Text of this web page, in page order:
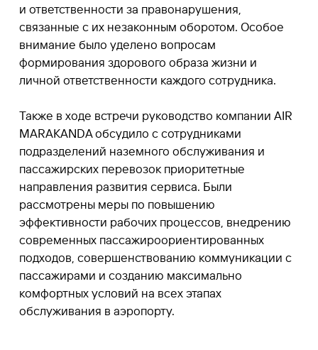
и ответственности за правонарушения,
связанные с их незаконным оборотом. Особое
внимание было уделено вопросам
формирования здорового образа жизни и
личной ответственности каждого сотрудника.
Также в ходе встречи руководство компании AIR
MARAKANDA обсудило с сотрудниками
подразделений наземного обслуживания и
пассажирских перевозок приоритетные
направления развития сервиса. Были
рассмотрены меры по повышению
эффективности рабочих процессов, внедрению
современных пассажироориентированных
подходов, совершенствованию коммуникации с
пассажирами и созданию максимально
комфортных условий на всех этапах
обслуживания в аэропорту.